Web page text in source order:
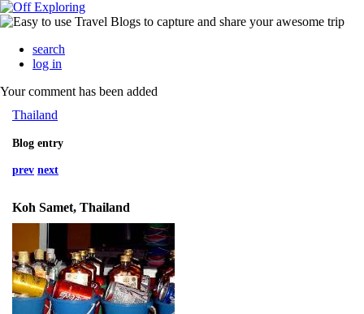
search
log in
Your comment has been added
Thailand
Blog entry
prev next
Koh Samet, Thailand